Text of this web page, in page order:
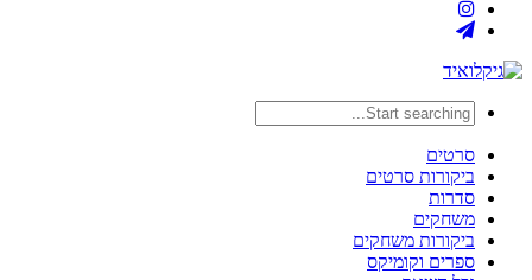
סרטים
ביקורות סרטים
סדרות
משחקים
ביקורות משחקים
ספרים וקומיקס